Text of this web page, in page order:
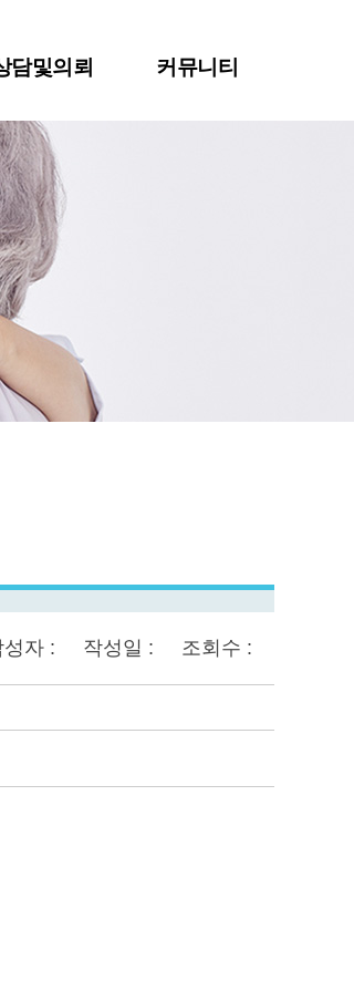
담및의뢰 커뮤니티
성자 : 작성일 : 조회수 :